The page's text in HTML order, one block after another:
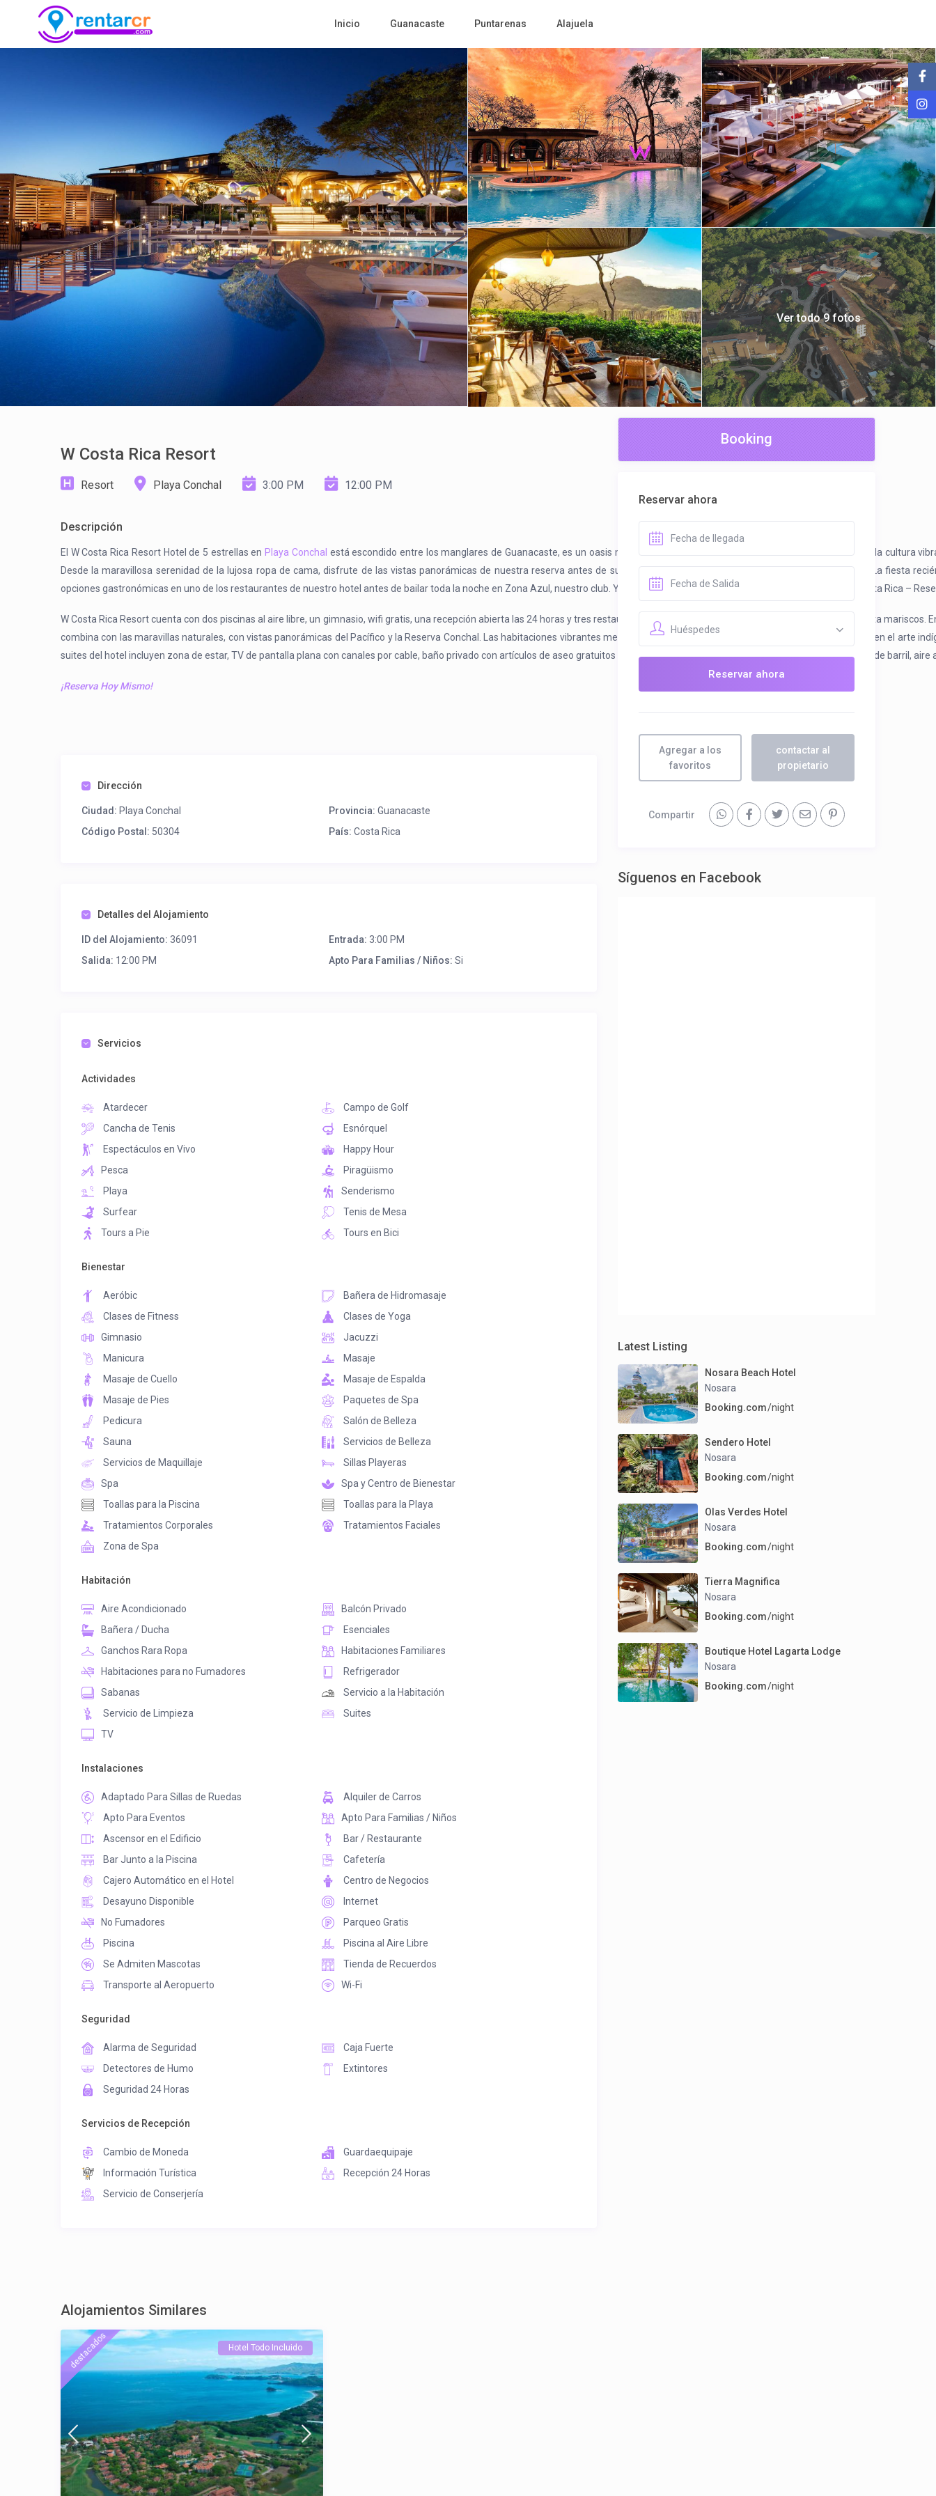
Inicio Guanacaste Puntarenas Alajuela
Ver todo 9 fotos
W Costa Rica Resort
Resort Playa Conchal 3:00 PM 12:00 PM
Descripción
El W Costa Rica Resort Hotel de 5 estrellas en Playa Conchal está escondido entre los manglares de Guanacaste, es un oasis moderno. El diseño atrevido de nuestro hotel, inspirado en la cultura
Desde la maravillosa serenidad de la lujosa ropa de cama, disfrute de las vistas panorámicas de nuestra reserva antes de sumergirse en la piscina de inmersión privada de su suite. La fiesta
opciones gastronómicas en uno de los restaurantes de nuestro hotel antes de bailar toda la noche en Zona Azul, nuestro club. Ya sea un explorador exótico o un conocedor del lujo, W Costa Rica –
W Costa Rica Resort cuenta con dos piscinas al aire libre, un gimnasio, wifi gratis, una recepción abierta las 24 horas y tres restaurantes que sirven de todo, desde comidas informales hasta mariscos.
combina con las maravillas naturales, con vistas panorámicas del Pacífico y la Reserva Conchal. Las habitaciones vibrantes mezclan lo local, desde patrones pintados a mano inspirados en el arte
suites del hotel incluyen zona de estar, TV de pantalla plana con canales por cable, baño privado con artículos de aseo gratuitos y ducha, balcón privado, cafetera, dispensador de cerveza de barril, aire
¡Reserva Hoy Mismo!
Dirección
Ciudad: Playa Conchal Provincia: Guanacaste
Código Postal: 50304 País: Costa Rica
Detalles del Alojamiento
ID del Alojamiento: 36091 Entrada: 3:00 PM
Salida: 12:00 PM Apto Para Familias / Niños: Si
Servicios
Actividades
Atardecer
Campo de Golf
Cancha de Tenis
Esnórquel
Espectáculos en Vivo
Happy Hour
Pesca
Piragüismo
Playa
Senderismo
Surfear
Tenis de Mesa
Tours a Pie
Tours en Bici
Bienestar
Aeróbic
Bañera de Hidromasaje
Clases de Fitness
Clases de Yoga
Gimnasio
Jacuzzi
Manicura
Masaje
Masaje de Cuello
Masaje de Espalda
Masaje de Pies
Paquetes de Spa
Pedicura
Salón de Belleza
Sauna
Servicios de Belleza
Servicios de Maquillaje
Sillas Playeras
Spa
Spa y Centro de Bienestar
Toallas para la Piscina
Toallas para la Playa
Tratamientos Corporales
Tratamientos Faciales
Zona de Spa
Habitación
Aire Acondicionado
Balcón Privado
Bañera / Ducha
Esenciales
Ganchos Rara Ropa
Habitaciones Familiares
Habitaciones para no Fumadores
Refrigerador
Sabanas
Servicio a la Habitación
Servicio de Limpieza
Suites
TV
Instalaciones
Adaptado Para Sillas de Ruedas
Alquiler de Carros
Apto Para Eventos
Apto Para Familias / Niños
Ascensor en el Edificio
Bar / Restaurante
Bar Junto a la Piscina
Cafetería
Cajero Automático en el Hotel
Centro de Negocios
Desayuno Disponible
Internet
No Fumadores
Parqueo Gratis
Piscina
Piscina al Aire Libre
Se Admiten Mascotas
Tienda de Recuerdos
Transporte al Aeropuerto
Wi-Fi
Seguridad
Alarma de Seguridad
Caja Fuerte
Detectores de Humo
Extintores
Seguridad 24 Horas
Servicios de Recepción
Cambio de Moneda
Guardaequipaje
Información Turística
Recepción 24 Horas
Servicio de Conserjería
Booking
Reservar ahora
Huéspedes
Reservar ahora
Agregar a los
favoritos
contactar al
propietario
Compartir
Síguenos en Facebook
Latest Listing
Nosara Beach Hotel
Nosara
Booking.com/night
Sendero Hotel
Nosara
Booking.com/night
Olas Verdes Hotel
Nosara
Booking.com/night
Tierra Magnifica
Nosara
Booking.com/night
Boutique Hotel Lagarta Lodge
Nosara
Booking.com/night
Alojamientos Similares
destacados Hotel Todo Incluido